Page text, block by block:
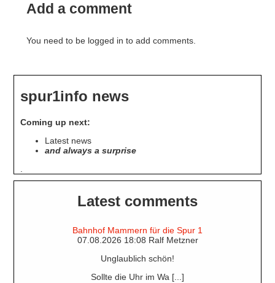
Add a comment
You need to be logged in to add comments.
spur1info news
Coming up next:
Latest news
and always a surprise
Latest comments
Bahnhof Mammern für die Spur 1
07.08.2026 18:08 Ralf Metzner
Unglaublich schön!
Sollte die Uhr im Wa [...]